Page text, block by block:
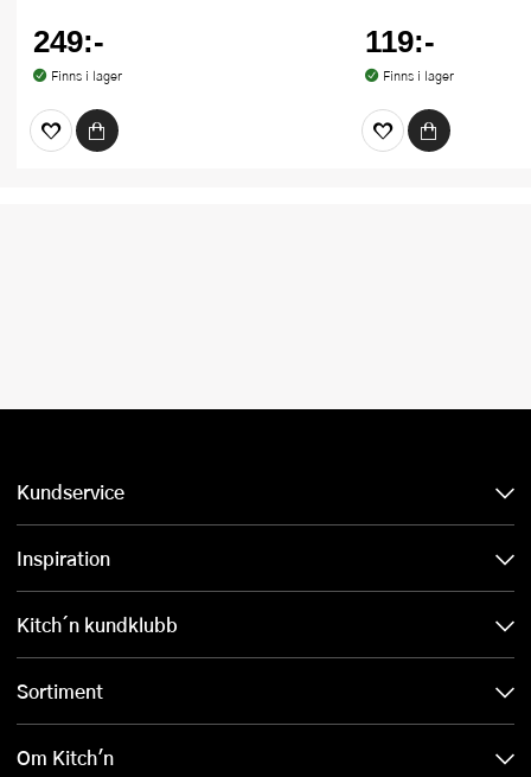
249:-
Finns i lager
119:-
Finns i lager
Kundservice
Inspiration
Kitch´n kundklubb
Sortiment
Om Kitch'n